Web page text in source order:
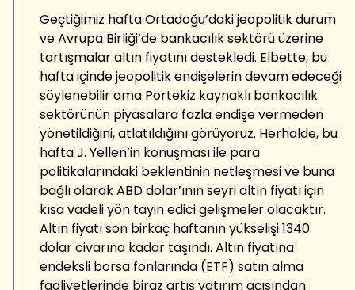
Geçtiğimiz hafta Ortadoğu’daki jeopolitik durum
ve Avrupa Birliği’de bankacılık sektörü üzerine
tartışmalar altın fiyatını destekledi. Elbette, bu
hafta içinde jeopolitik endişelerin devam edeceği
söylenebilir ama Portekiz kaynaklı bankacılık
sektörünün piyasalara fazla endişe vermeden
yönetildiğini, atlatıldığını görüyoruz. Herhalde, bu
hafta J. Yellen’in konuşması ile para
politikalarındaki beklentinin netleşmesi ve buna
bağlı olarak ABD dolar’ının seyri altın fiyatı için
kısa vadeli yön tayin edici gelişmeler olacaktır.
Altın fiyatı son birkaç haftanın yükselişi 1340
dolar civarına kadar taşındı. Altın fiyatına
endeksli borsa fonlarında (ETF) satın alma
faaliyetlerinde biraz artış yatırım açısından